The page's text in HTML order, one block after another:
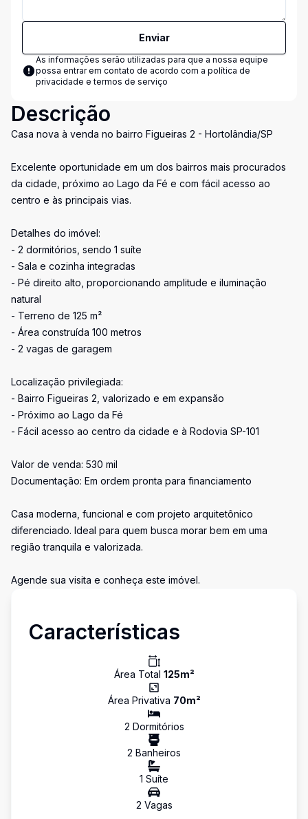
Enviar
As informações serão utilizadas para que a nossa equipe
possa entrar em contato de acordo com a política de
privacidade e termos de serviço
Descrição
Casa nova à venda no bairro Figueiras 2 - Hortolândia/SP
Excelente oportunidade em um dos bairros mais procurados
da cidade, próximo ao Lago da Fé e com fácil acesso ao
centro e às principais vias.
Detalhes do imóvel:
- 2 dormitórios, sendo 1 suíte
- Sala e cozinha integradas
- Pé direito alto, proporcionando amplitude e iluminação
natural
- Terreno de 125 m²
- Área construída 100 metros
- 2 vagas de garagem
Localização privilegiada:
- Bairro Figueiras 2, valorizado e em expansão
- Próximo ao Lago da Fé
- Fácil acesso ao centro da cidade e à Rodovia SP-101
Valor de venda: 530 mil
Documentação: Em ordem pronta para financiamento
Casa moderna, funcional e com projeto arquitetônico
diferenciado. Ideal para quem busca morar bem em uma
região tranquila e valorizada.
Agende sua visita e conheça este imóvel.
Características
Área Total 125m²
Área Privativa 70m²
2 Dormitórios
2 Banheiros
1 Suíte
2 Vagas